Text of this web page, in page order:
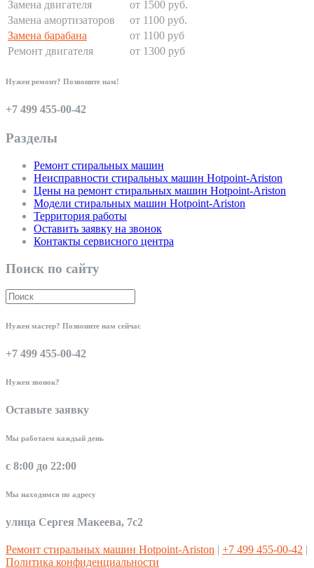
Замена двигателя
от 1500 руб.
Замена амортизаторов
от 1100 руб.
Замена барабана
от 1100 руб
Ремонт двигателя
от 1300 руб
Нужен ремонт? Позвоните нам!
+7 499 455-00-42
Разделы
Ремонт стиральных машин
Неисправности стиральных машин Hotpoint-Ariston
Цены на ремонт стиральных машин Hotpoint-Ariston
Модели стиральных машин Hotpoint-Ariston
Территория работы
Оставить заявку на звонок
Контакты сервисного центра
Поиск по сайту
Нужен мастер? Позвоните нам сейчас
+7 499 455-00-42
Нужен звонок?
Оставьте заявку
Мы работаем каждый день
с 8:00 до 22:00
Мы находимся по адресу
улица Сергея Макеева, 7с2
Ремонт стиральных машин Hotpoint-Ariston | +7 499 455-00-42 |
Политика конфиденциальности